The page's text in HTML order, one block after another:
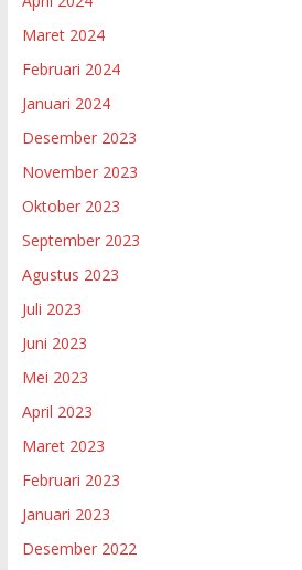
Maret 2024
Februari 2024
Januari 2024
Desember 2023
November 2023
Oktober 2023
September 2023
Agustus 2023
Juli 2023
Juni 2023
Mei 2023
April 2023
Maret 2023
Februari 2023
Januari 2023
Desember 2022